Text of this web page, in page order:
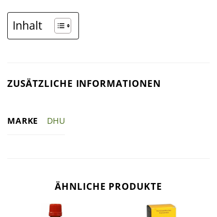
Inhalt
ZUSÄTZLICHE INFORMATIONEN
MARKE DHU
ÄHNLICHE PRODUKTE